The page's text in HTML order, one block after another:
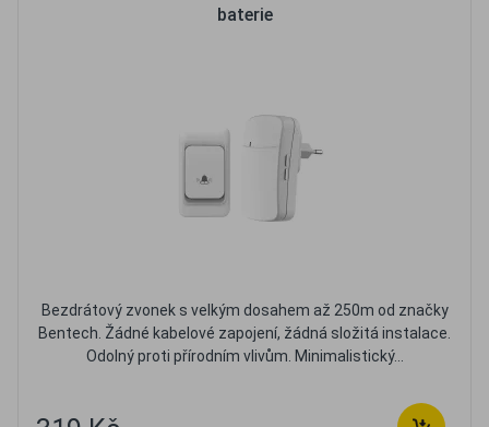
baterie
Bezdrátový zvonek s velkým dosahem až 250m od značky
Bentech. Žádné kabelové zapojení, žádná složitá instalace.
Odolný proti přírodním vlivům. Minimalistický...